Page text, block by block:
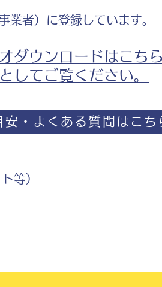
者）に登録しています。
ダウンロードはこち
してご覧ください。
安・よくある質問はこち
等）